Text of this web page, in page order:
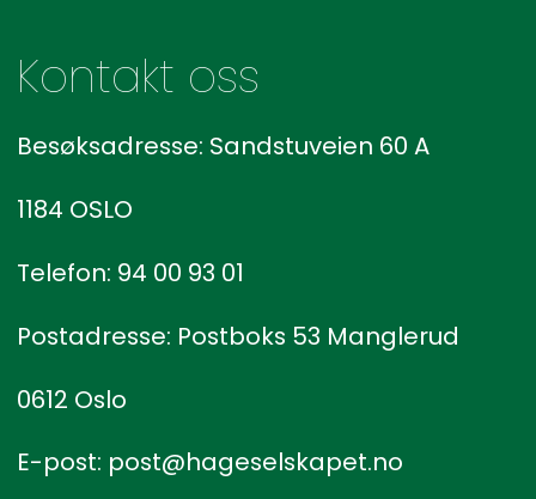
Kontakt oss
Besøksadresse: Sandstuveien 60 A
1184 OSLO
Telefon: 94 00 93 01
Postadresse: Postboks 53 Manglerud
0612 Oslo
E-post: post@hageselskapet.no